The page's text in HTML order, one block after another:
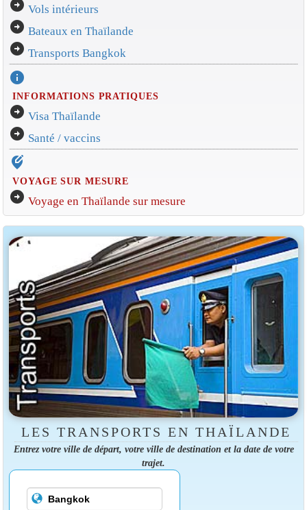
arrow_circle_right Vols intérieurs
arrow_circle_right Bateaux en Thaïlande
arrow_circle_right Transports Bangkok
info
INFORMATIONS PRATIQUES
arrow_circle_right Visa Thaïlande
arrow_circle_right Santé / vaccins
edit_location_alt
VOYAGE SUR MESURE
arrow_circle_right Voyage en Thaïlande sur mesure
LES TRANSPORTS EN THAÏLANDE
Entrez votre ville de départ, votre ville de destination et la date de votre
trajet.